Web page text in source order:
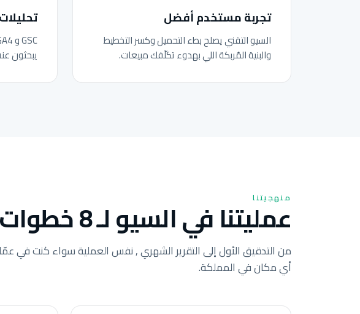
تجربة مستخدم أفضل
السيو التقني يصلح بطء التحميل وكسر التخطيط
والبنية المُربكة اللي بهدوء تكلّفك مبيعات.
يبحثون
منهجيتنا
عمليتنا في السيو لـ 8 خطوات للشركات الأردنية.
من التدقيق الأول إلى التقرير الشهري , نفس العملية سواء كنت في
أي مكان في المملكة.